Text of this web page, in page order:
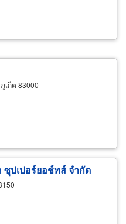
เก็ต 83000
ซุปเปอร์ยอช์ทส์ จำกัด